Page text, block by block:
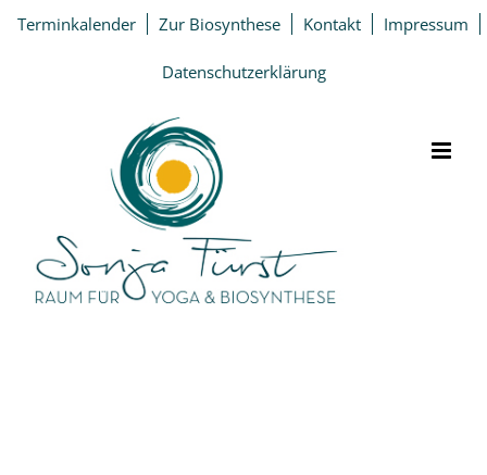
Zum
Inhalt
Terminkalender Zur Biosynthese Kontakt Impressum
Datenschutzerklärung